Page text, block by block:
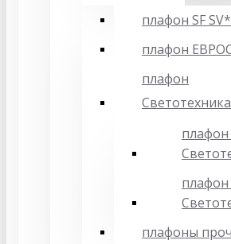
плафон SF SV*
плафон
плафон
плафон
плафон
плафоны